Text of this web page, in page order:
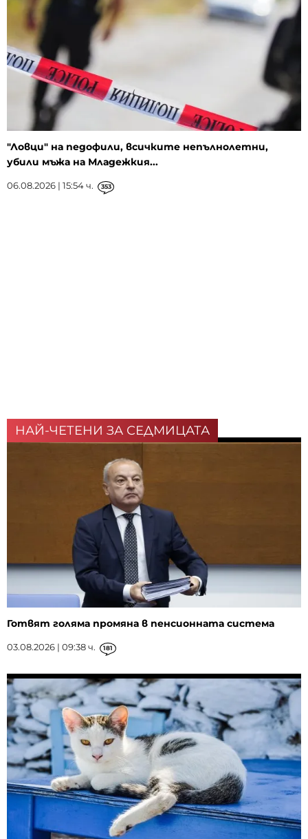
"Ловци" на педофили, всичките непълнолетни,
убили мъжа на Младежкия...
06.08.2026 | 15:54 ч. 353
НАЙ-ЧЕТЕНИ ЗА СЕДМИЦАТА
Готвят голяма промяна в пенсионната система
03.08.2026 | 09:38 ч. 181